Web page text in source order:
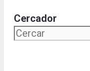
Cercador